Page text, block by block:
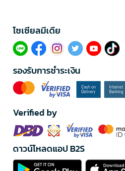
โซเซียลมีเดีย​
รองรับการชำระเงิน
Verified by
ดาวน์โหลดแอป B2S